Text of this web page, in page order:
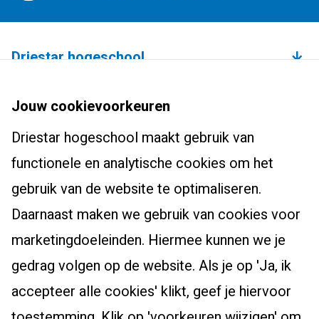
Driestar hogeschool
Studium Generale
Studentenhuisvesting
Onderzoekscentrum
Werken bij Driestar hogeschool
Contact
Bachelors
Leraar basisonderwijs (pabo)
Leraar voortgezet onderwijs
Pedagogiek
Studiekeuzehulp
Masters, Ad en post-hbo
Ad-PEP
Post-hbo-opleidingen
Masters
Voor studenten
Info werkplekleren
Bibliotheek
Eduweb
Alumni
Overstappen naar het onderwijs?
Zij-instroom leraar basisonderwijs
Zij-instroom leraar voortgezet onderwijs
Jouw cookievoorkeuren
Driestar hogeschool maakt gebruik van
functionele en analytische cookies om het
gebruik van de website te optimaliseren.
Daarnaast maken we gebruik van cookies voor
marketingdoeleinden. Hiermee kunnen we je
gedrag volgen op de website. Als je op 'Ja, ik
accepteer alle cookies' klikt, geef je hiervoor